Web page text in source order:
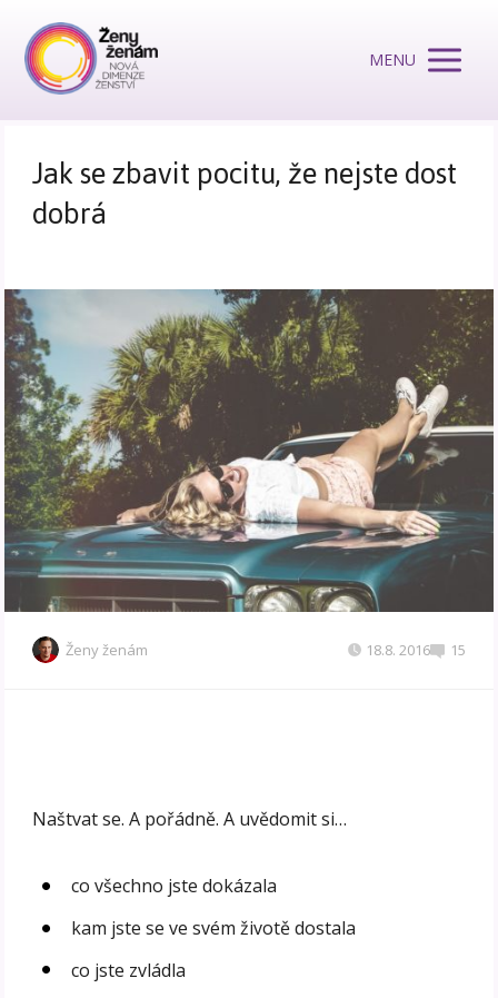
MENU
Jak se zbavit pocitu, že nejste dost
dobrá
Ženy ženám 18.8. 2016 15
Naštvat se. A pořádně. A uvědomit si…
co všechno jste dokázala
kam jste se ve svém životě dostala
co jste zvládla